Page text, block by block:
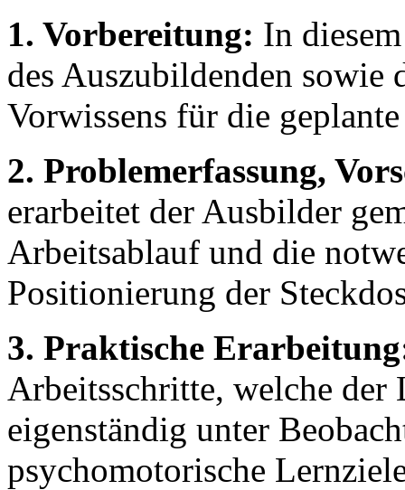
1. Vorbereitung: In
des Auszubildenden
Vorwissens für die
2. Problemerfassung,
erarbeitet der Ausbilder
Arbeitsablauf und die
Positionierung der
3. Praktische
Arbeitsschritte, welche der
eigenständig unter
psychomotorische